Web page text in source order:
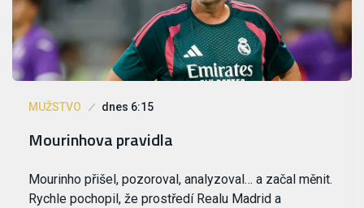
MUŽSTVO dnes 6:15
Mourinhova pravidla
Mourinho přišel, pozoroval, analyzoval… a začal měnit.
Rychle pochopil, že prostředí Realu Madrid a